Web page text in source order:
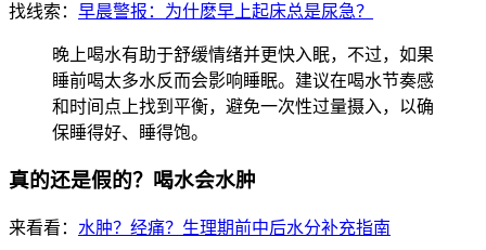
找线索： 早晨警报：为什麽早上起床总是尿急？
晚上喝水有助于舒缓情绪并更快入眠，不过，如果
睡前喝太多水反而会影响睡眠。建议在喝水节奏感
和时间点上找到平衡，避免一次性过量摄入，以确
保睡得好、睡得饱。
真的还是假的？喝水会水肿
来看看： 水肿？经痛？生理期前中后水分补充指南